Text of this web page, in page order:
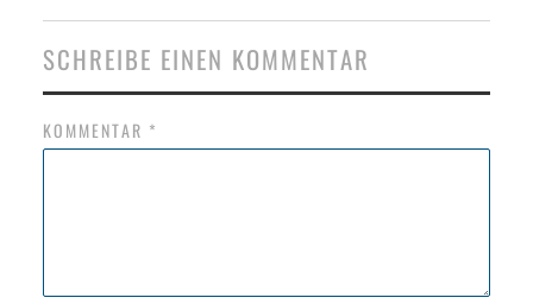
SCHREIBE EINEN KOMMENTAR
KOMMENTAR *